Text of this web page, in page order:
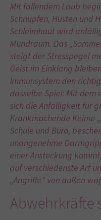
Mit fallendem Laub
Schnupfen, Husten und
Schleimhaut wird
Mundraum. Das
steigt der Stresspegel
Geist im Einklang
Immunsystem den
dasselbe Spiel: Mit dem
sich die Anfälligkeit für
Krankmachende Keime
Schule und Büro,
unangenehme
einer Ansteckung
auf verschiedenste Art
„Angriffe“ von außen
Abwehrkräfte